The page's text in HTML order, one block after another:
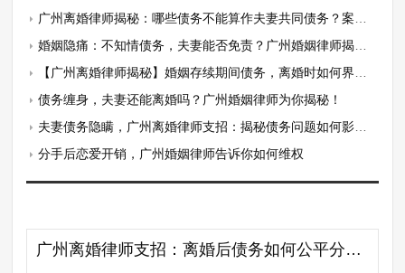
广州离婚律师揭秘：哪些债务不能算作夫妻共同债务？案例分析，深度解读
婚姻隐痛：不知情债务，夫妻能否免责？广州婚姻律师揭秘！
【广州离婚律师揭秘】婚姻存续期间债务，离婚时如何界定？
债务缠身，夫妻还能离婚吗？广州婚姻律师为你揭秘！
夫妻债务隐瞒，广州离婚律师支招：揭秘债务问题如何影响离婚判决
分手后恋爱开销，广州婚姻律师告诉你如何维权
广州离婚律师支招：离婚后债务如何公平分割？揭秘实战案例与策略